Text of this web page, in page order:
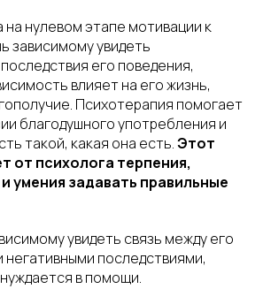
на нулевом этапе мотивации к
зависимому увидеть
его поведения,
влияет на его жизнь,
Психотерапия помогает
благодушного употребления и
такой, какая она есть.Этот
от психолога терпения,
умения задавать правильные
увидеть связь между его
последствиями,
в помощи.